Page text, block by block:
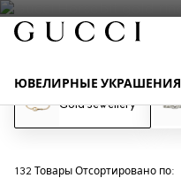
ЮВЕЛИРНЫЕ УКРАШЕНИЯ
Gold Jewellery
132 Товары Отсортировано по: